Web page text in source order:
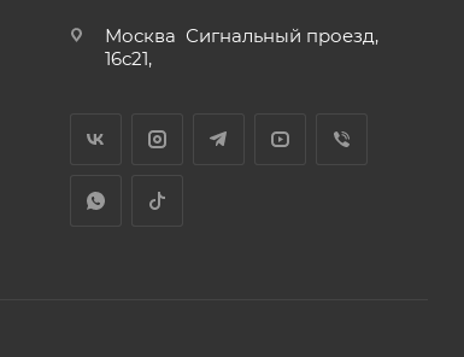
Москва Сигнальный проезд,
16с21,